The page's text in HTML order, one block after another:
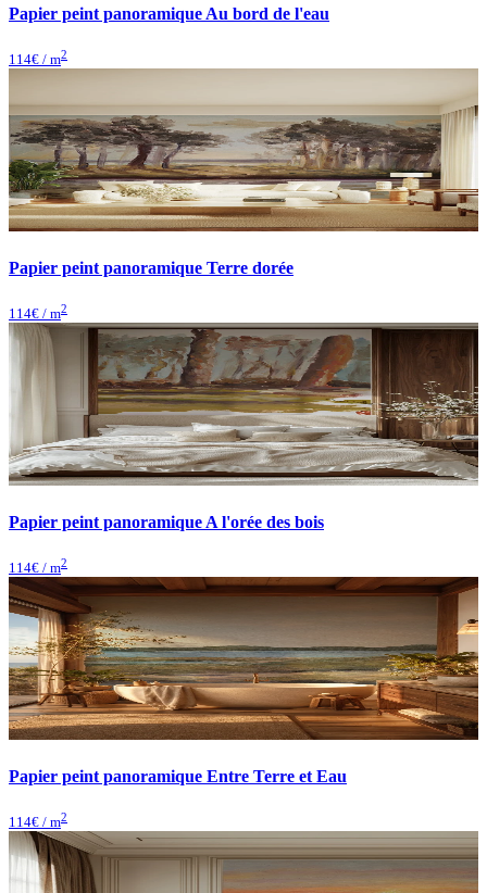
Papier peint panoramique Au bord de l'eau
114€ / m2
Papier peint panoramique Terre dorée
114€ / m2
Papier peint panoramique A l'orée des bois
114€ / m2
Papier peint panoramique Entre Terre et Eau
114€ / m2